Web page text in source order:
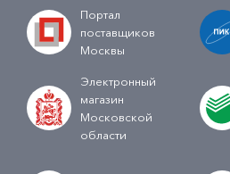
Портал
поставщиков
Москвы
Электронный
магазин
Московской
области